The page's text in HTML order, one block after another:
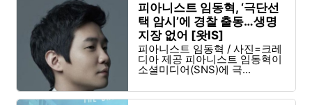
피아니스트 임동혁, ‘극단선
택 암시’에 경찰 출동…생명
지장 없어 [왓IS]
피아니스트 임동혁 / 사진=크레
디아 제공 피아니스트 임동혁이
소셜미디어(SNS)에 극...